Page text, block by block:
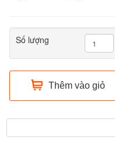
Số lượng
Thêm vào giỏ